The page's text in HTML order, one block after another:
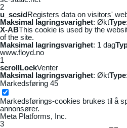
2
u_scsidRegisters data on visitors'
Maksimal lagringsvarighet: ØktType
X-ABThis cookie is used by the
of the site.
Maksimal lagringsvarighet: 1 dag
www.floyd.no
1
scrollLockVenter
Maksimal lagringsvarighet: ØktType
Markedsføring 45
Markedsførings-cookies brukes til å
annonsører.
Meta Platforms, Inc.
3